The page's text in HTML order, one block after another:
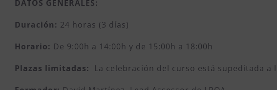
DATOS GENERALES:
Duración: 24 horas (3 días)
Horario: De 9:00h a 14:00h y de 15:00h a 18:00h
Plazas limitadas: La celebración del curso está supeditada